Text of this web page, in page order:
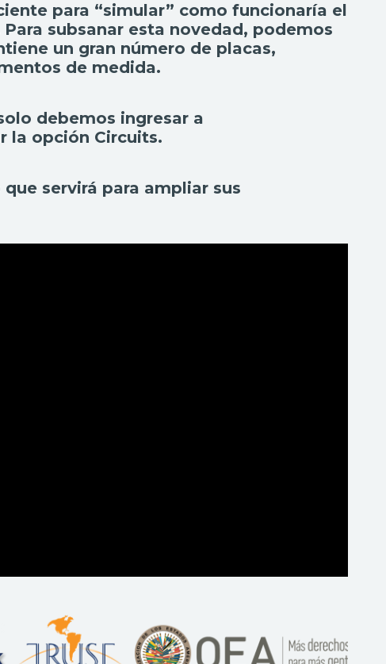
para “simular” como funcionaría el
subsanar esta novedad, podemos
un gran número de placas,
de medida.
debemos ingresar a
la opción Circuits.
servirá para ampliar sus